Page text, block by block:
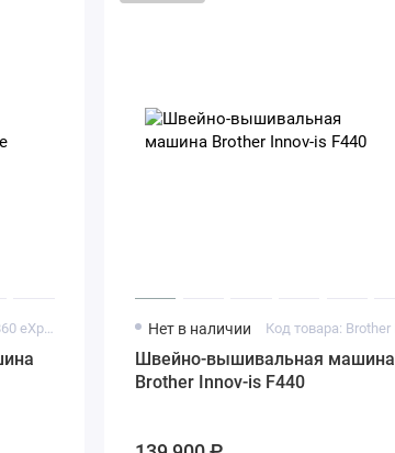
Нет в наличии
Швейно-вышивальная машина
Brother Innov-is F440